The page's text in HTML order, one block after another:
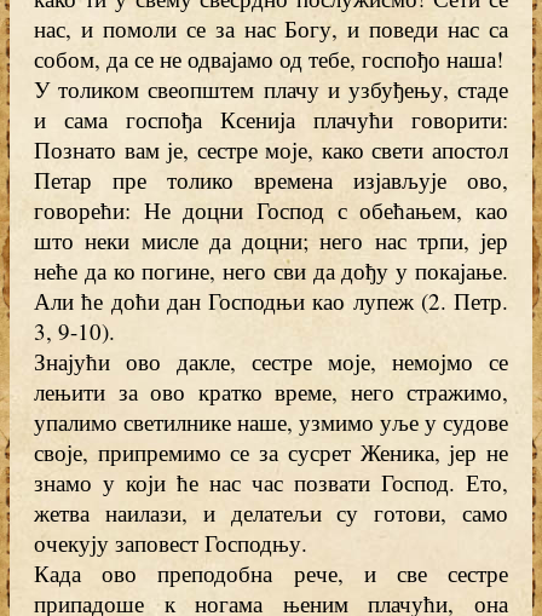
нас, и помоли се за нас Богу, и поведи нас са
собом, да се не одвајамо од тебе, госпођо наша!
У толиком свеопштем плачу и узбуђењу, стаде
и сама госпођа Ксенија плачући говорити:
Познато вам је, сестре моје, како свети апостол
Петар пре толико времена изјављује ово,
говорећи: Не доцни Господ с обећањем, као
што неки мисле да доцни; него нас трпи, јер
неће да ко погине, него сви да дођу у покајање.
Али ће доћи дан Господњи као лупеж (2. Петр.
3, 9-10).
Знајући ово дакле, сестре моје, немојмо се
лењити за ово кратко време, него стражимо,
упалимо светилнике наше, узмимо уље у судове
своје, припремимо се за сусрет Женика, јер не
знамо у који ће нас час позвати Господ. Ето,
жетва наилази, и делатељи су готови, само
очекују заповест Господњу.
Када ово преподобна рече, и све сестре
припадоше к ногама њеним плачући, она